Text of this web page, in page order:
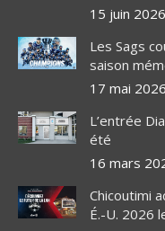
15 juin 2026
Les Sags
saison
17 mai 2026
L’entrée
été
16 mars
Chicoutimi
É.-U. 2026